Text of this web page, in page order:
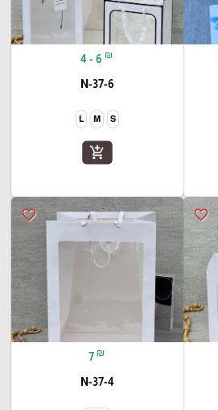
4 - 6 ₪
N-37-6
S
M
L
add_shopping_cart
favorite_border
favorite_border
7 ₪
N-37-4